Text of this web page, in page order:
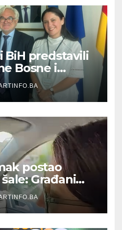
BiH predstavili
Bosne i
ambasadoru
postao
Građani
poruku